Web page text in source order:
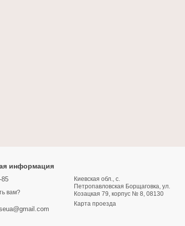
информация
85
вам?
Киевская обл., с.
Петропавловская Борщаговка, ул.
Козацкая 79, корпус № 8, 08130
Карта проезда